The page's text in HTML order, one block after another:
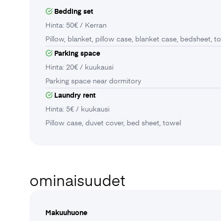
Bedding set
Hinta: 50€ / Kerran
Pillow, blanket, pillow case, blanket case, bedsheet,
Parking space
Hinta: 20€ / kuukausi
Parking space near dormitory
Laundry rent
Hinta: 5€ / kuukausi
Pillow case, duvet cover, bed sheet, towel
ominaisuudet
Makuuhuone